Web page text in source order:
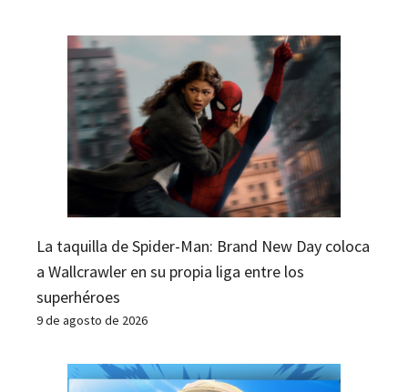
La taquilla de Spider-Man: Brand New Day coloca
a Wallcrawler en su propia liga entre los
superhéroes
9 de agosto de 2026